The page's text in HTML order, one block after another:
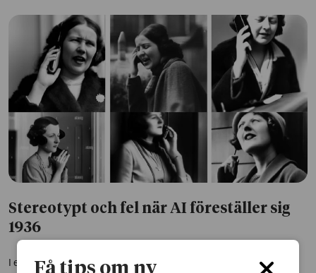
Stereotypt och fel när AI föreställer sig
1936
I ett forskningsprojekt har forskare testat hur en AI-modell
Få tips om ny